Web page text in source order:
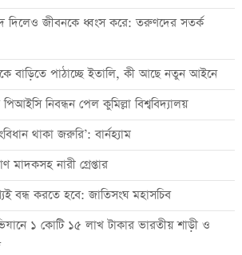
দিলেও জীবনকে ধ্বংস করে: তরুণদের সতর্ক
বাড়িতে পাঠাচ্ছে ইতালি, কী আছে নতুন আইনে
নিবন্ধন পেল কুমিল্লা বিশ্ববিদ্যালয়
থাকা জরুরি’: বার্নহ্যাম
মাদকসহ নারী গ্রেপ্তার
বন্ধ করতে হবে: জাতিসংঘ মহাসচিব
১ কোটি ১৫ লাখ টাকার ভারতীয় শাড়ী ও